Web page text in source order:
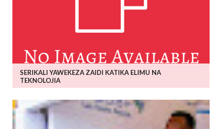
SERIKALI YAWEKEZA ZAIDI KATIKA ELIMU NA
TEKNOLOJIA